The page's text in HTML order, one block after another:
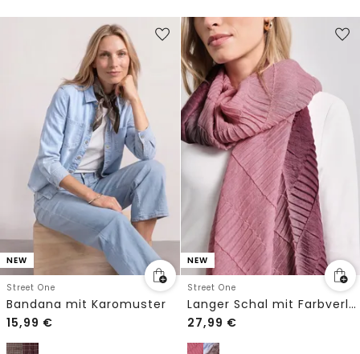
NEW
Street One
Bandana mit Karomuster
15,99 €
NEW
Street One
Langer Schal mit Farbverlauf
27,99 €